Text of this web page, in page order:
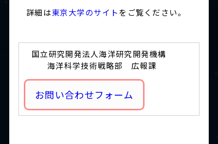
詳細は東京大学のサイトをご覧ください。
国立研究開発法人海洋研究開発機構
海洋科学技術戦略部 広報課
お問い合わせフォーム